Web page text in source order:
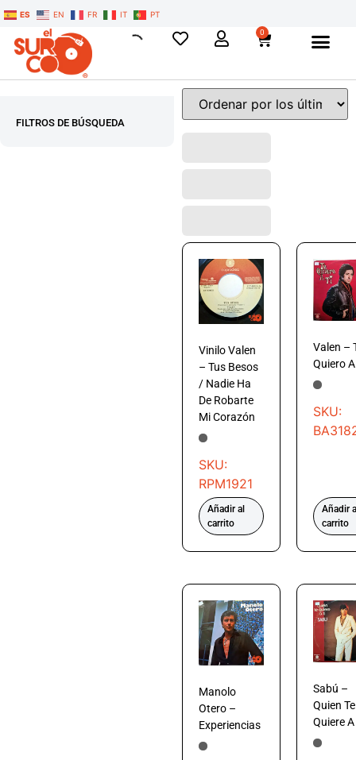
ES EN FR IT PT
0
FILTROS DE BÚSQUEDA
Vinilo Valen
– Tus Besos
/ Nadie Ha
De Robarte
Mi Corazón
SKU:
RPM1921
Añadir al
carrito
Valen –
Quiero
SKU:
Añadir
carrito
Manolo
Otero –
Experiencias
Sabú –
Quien Te
Quiere A